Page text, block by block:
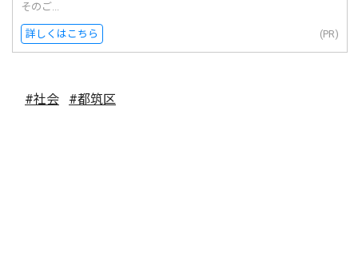
そのご...
詳しくはこちら (PR)
#社会 #都筑区